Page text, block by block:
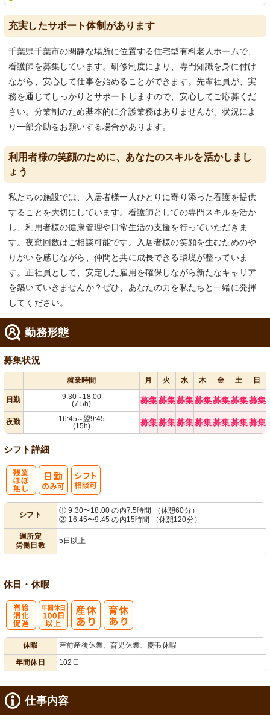
充実したサポート体制があります
千葉県千葉市の閑静な場所に位置する住宅型有料老人ホームで、
看護師を募集しています。研修制度により、専門知識を身に付け
ながら、安心して仕事を始めることができます。先輩社員が、実
務を通じてしっかりとサポートしますので、安心してご応募くだ
さい。分業制のため基本的に介護業務はありませんが、状況によ
り一部介助をお願いする場合があります。
利用者様の笑顔のために、あなたのスキルを活かしまし
ょう
私たちの施設では、入居者様一人ひとりに寄り添った看護を提供
することを大切にしています。看護師としての専門スキルを活か
し、利用者様の健康管理や日常生活の支援を行っていただきま
す。夜勤回数はご相談可能です。入居者様の笑顔を生むためのや
りがいを感じながら、仲間と共に成長できる環境が整っていま
す。正社員として、安定した雇用を確保しながら新たなキャリア
を築いていきませんか？ぜひ、あなたの力を私たちと一緒に発揮
してください。
勤務形態
募集状況
就業時間 月 火 水 木 金 土 日
日勤 9:30～ 18:00
(7.5h)
募集募集募集募集募集募集募集
夜勤 16:45 ～翌9:45
(15h)
募集募集募集募集募集募集募集
シフト詳細
シフト
① 9:30〜18:00 の内7.5時間 （休憩60分）
② 16:45〜9:45 の内15時間 （休憩120分）
週所定
労働日数
5日以上
休日・休暇
休暇
産前産後休業、育児休業、慶弔休暇
年間休日
102日
仕事内容